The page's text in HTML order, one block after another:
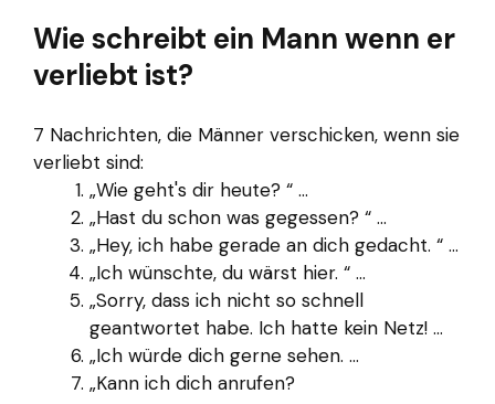
Wie schreibt ein Mann wenn er
verliebt ist?
7 Nachrichten, die Männer verschicken, wenn sie
verliebt sind:
„Wie geht's dir heute? “ ...
„Hast du schon was gegessen? “ ...
„Hey, ich habe gerade an dich gedacht. “ ...
„Ich wünschte, du wärst hier. “ ...
„Sorry, dass ich nicht so schnell
geantwortet habe. Ich hatte kein Netz! ...
„Ich würde dich gerne sehen. ...
„Kann ich dich anrufen?